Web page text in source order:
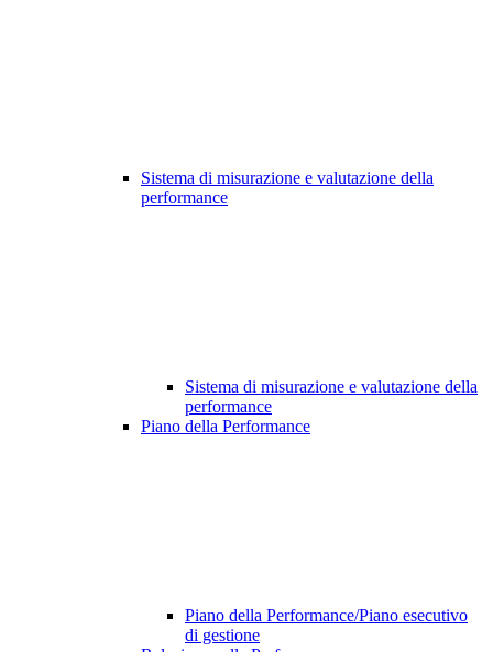
Sistema di misurazione e valutazione della
performance
Sistema di misurazione e valutazione della
performance
Piano della Performance
Piano della Performance/Piano esecutivo
di gestione